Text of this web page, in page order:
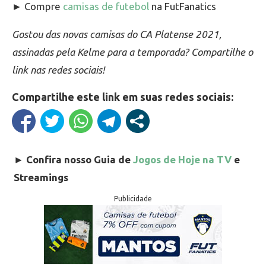
► Compre camisas de futebol na FutFanatics
Gostou das novas camisas do CA Platense 2021,
assinadas pela Kelme para a temporada? Compartilhe o
link nas redes sociais!
Compartilhe este link em suas redes sociais:
► Confira nosso Guia de Jogos de Hoje na TV e
Streamings
Publicidade